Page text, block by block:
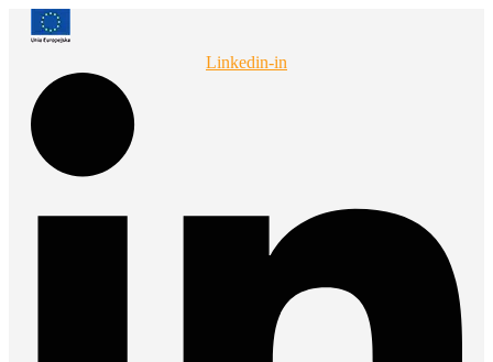
Przejdź
Linkedin-in